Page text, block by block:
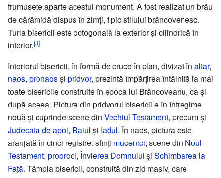
frumusețe aparte acestui monument. A fost realizat un brâu
de cărămidă dispus în zimți, tipic stilului brâncovenesc.
Turla bisericii este octogonală la exterior și cilindrică în
interior.[3]
Interiorul bisericii, în formă de cruce în plan, divizat în altar,
naos, pronaosși pridvor, prezintă împărțirea întâlnită la mai
toate bisericile construite în epoca lui Brâncoveanu, ca și
după aceea. Pictura din pridvorul bisericii e în întregime
nouă și cuprinde scene din Vechiul Testament, precum și
Judecata de apoi, Raiul și Iadul. În naos, pictura este
aranjată în cinci registre: sfinți mucenici, scene din Noul
Testament, prooroci, Învierea Domnului și Schimbarea la
Față. Tâmpla bisericii, construită din zid masiv, care